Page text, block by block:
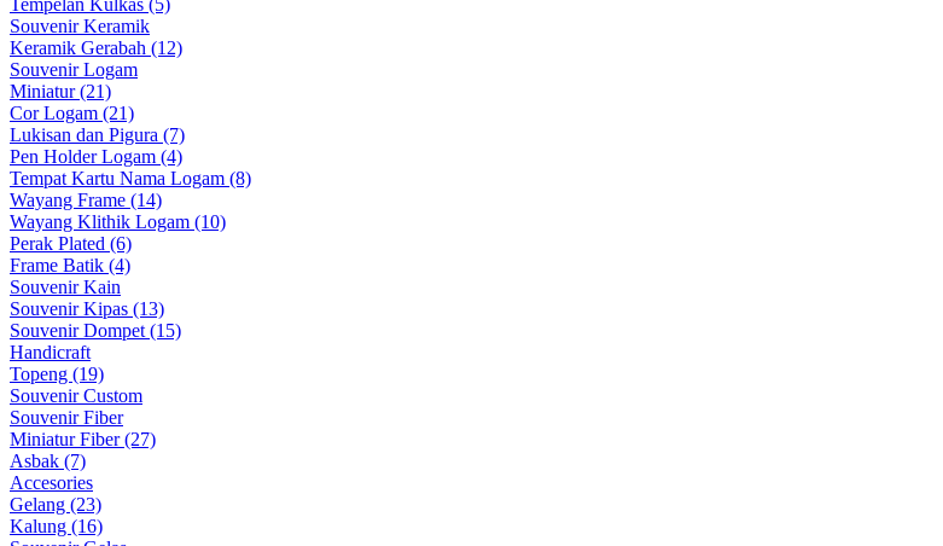
Tempelan Kulkas (5)
Souvenir Keramik
Keramik Gerabah (12)
Souvenir Logam
Miniatur (21)
Cor Logam (21)
Lukisan dan Pigura (7)
Pen Holder Logam (4)
Tempat Kartu Nama Logam (8)
Wayang Frame (14)
Wayang Klithik Logam (10)
Perak Plated (6)
Frame Batik (4)
Souvenir Kain
Souvenir Kipas (13)
Souvenir Dompet (15)
Handicraft
Topeng (19)
Souvenir Custom
Souvenir Fiber
Miniatur Fiber (27)
Asbak (7)
Accesories
Gelang (23)
Kalung (16)